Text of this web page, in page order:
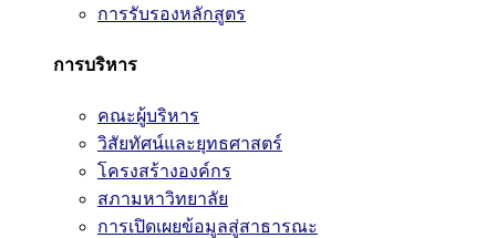
การรับรองหลักสูตร
การบริหาร
คณะผู้บริหาร
วิสัยทัศน์และยุทธศาสตร์
โครงสร้างองค์กร
สภามหาวิทยาลัย
การเปิดเผยข้อมูลสู่สาธารณะ